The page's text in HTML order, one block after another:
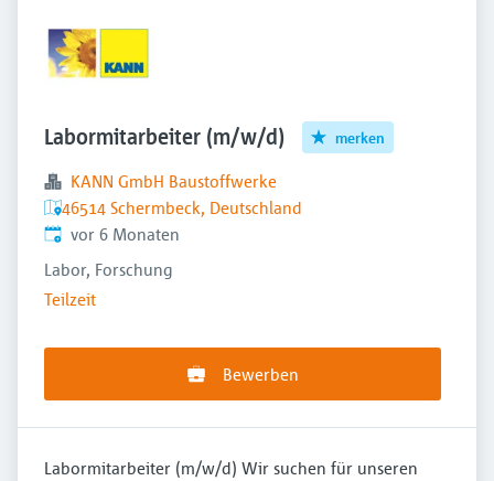
Labormitarbeiter (m/w/d) merken
KANN GmbH Baustoffwerke
46514 Schermbeck, Deutschland
Veröffentlicht:
vor 6 Monaten
Labor, Forschung
Teilzeit
Bewerben
Labormitarbeiter (m/w/d) Wir suchen für unseren